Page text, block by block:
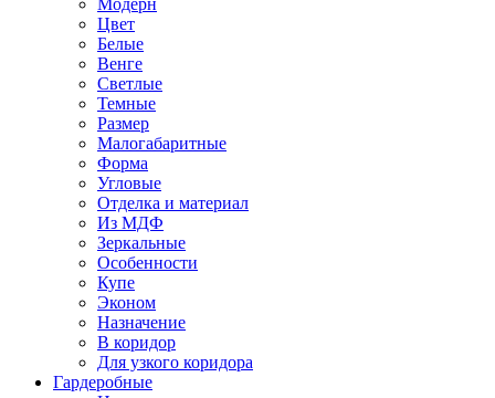
Модерн
Цвет
Белые
Венге
Светлые
Темные
Размер
Малогабаритные
Форма
Угловые
Отделка и материал
Из МДФ
Зеркальные
Особенности
Купе
Эконом
Назначение
В коридор
Для узкого коридора
Гардеробные